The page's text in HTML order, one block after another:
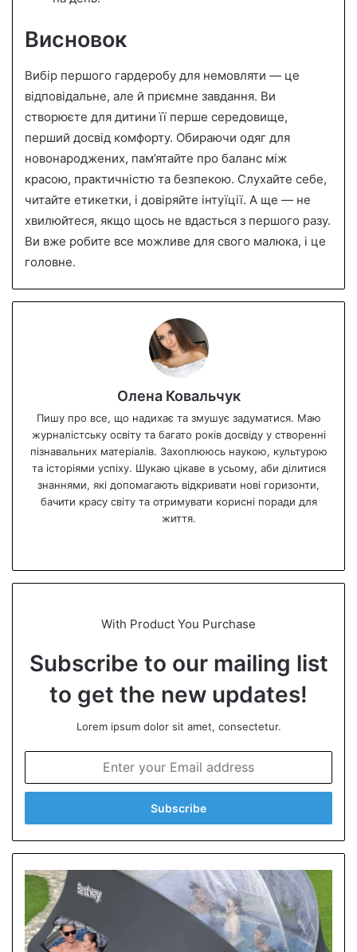
Висновок
Вибір першого гардеробу для немовляти — це
відповідальне, але й приємне завдання. Ви
створюєте для дитини її перше середовище,
перший досвід комфорту. Обираючи одяг для
новонароджених, пам’ятайте про баланс між
красою, практичністю та безпекою. Слухайте себе,
читайте етикетки, і довіряйте інтуїції. А ще — не
хвилюйтеся, якщо щось не вдасться з першого разу.
Ви вже робите все можливе для свого малюка, і це
головне.
Олена Ковальчук
Пишу про все, що надихає та змушує задуматися. Маю
журналістську освіту та багато років досвіду у створенні
пізнавальних матеріалів. Захоплююсь наукою, культурою
та історіями успіху. Шукаю цікаве в усьому, аби ділитися
знаннями, які допомагають відкривати нові горизонти,
бачити красу світу та отримувати корисні поради для
життя.
te
With Product You Purchase
Subscribe to our mailing list
to get the new updates!
Lorem ipsum dolor sit amet, consectetur.
t
r
y
u
m
a